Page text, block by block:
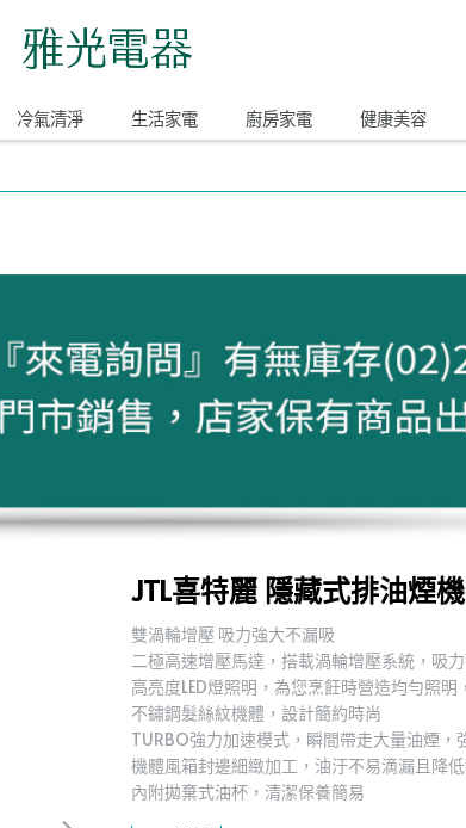
冷氣清淨 生活家電 廚房家電 健康美容
JTL喜特麗 隱藏式排油煙
雙渦輪增壓 吸力強大不漏吸
二極高速增壓馬達，搭載渦輪增壓系統，吸
高亮度LED燈照明，為您烹飪時營造均勻照
不鏽鋼髮絲紋機體，設計簡約時尚
TURBO強力加速模式，瞬間帶走大量油煙，
機體風箱封邊細緻加工，油汙不易滴漏且降
內附拋棄式油杯，清潔保養簡易